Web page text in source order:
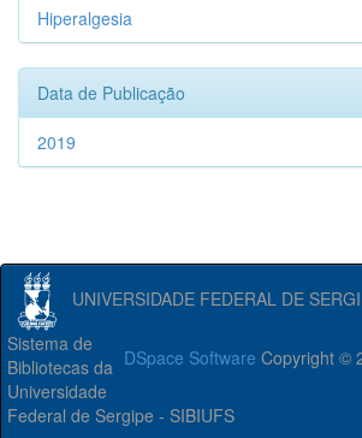
Hiperalgesia
Data de Publicação
2019
UNIVERSIDADE FEDERAL DE
DSpace Software Copyright ©
Sistema de
Bibliotecas da
Universidade
Federal de Sergipe - SIBIUFS